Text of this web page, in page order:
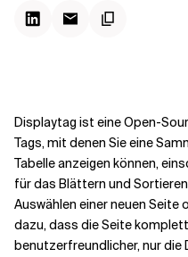
Displaytag ist eine Open-
Tags, mit denen Sie eine
Tabelle anzeigen können,
für das Blättern und
Auswählen einer neuen Seite
dazu, dass die Seite
benutzerfreundlicher, nur die